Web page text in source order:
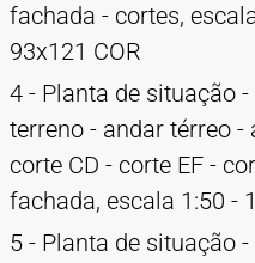
fachada - cortes,
93x121 COR
4 - Planta de situação
terreno - andar térreo -
corte CD - corte EF -
fachada, escala 1:50 -
5 - Planta de situação